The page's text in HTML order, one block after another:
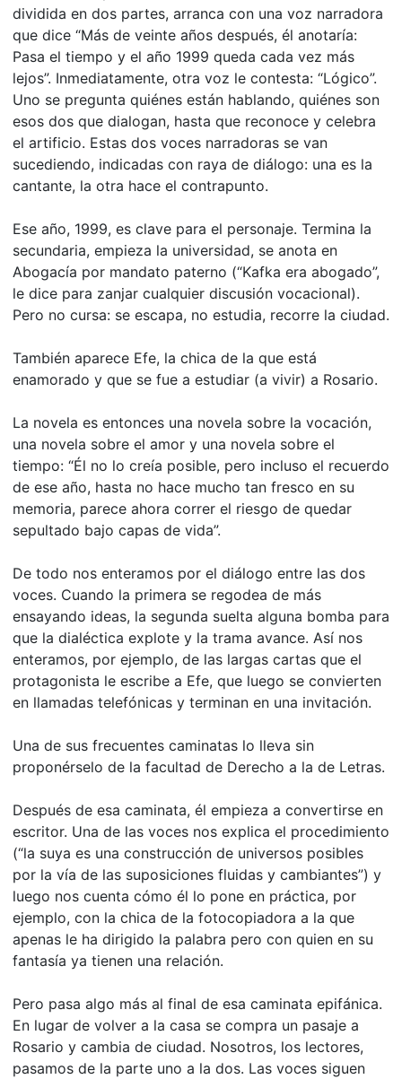
dividida en dos partes, arranca con una voz narradora
que dice “Más de veinte años después, él anotaría:
Pasa el tiempo y el año 1999 queda cada vez más
lejos”. Inmediatamente, otra voz le contesta: “Lógico”.
Uno se pregunta quiénes están hablando, quiénes son
esos dos que dialogan, hasta que reconoce y celebra
el artificio. Estas dos voces narradoras se van
sucediendo, indicadas con raya de diálogo: una es la
cantante, la otra hace el contrapunto.
Ese año, 1999, es clave para el personaje. Termina la
secundaria, empieza la universidad, se anota en
Abogacía por mandato paterno (“Kafka era abogado”,
le dice para zanjar cualquier discusión vocacional).
Pero no cursa: se escapa, no estudia, recorre la ciudad.
También aparece Efe, la chica de la que está
enamorado y que se fue a estudiar (a vivir) a Rosario.
La novela es entonces una novela sobre la vocación,
una novela sobre el amor y una novela sobre el
tiempo: “Él no lo creía posible, pero incluso el recuerdo
de ese año, hasta no hace mucho tan fresco en su
memoria, parece ahora correr el riesgo de quedar
sepultado bajo capas de vida”.
De todo nos enteramos por el diálogo entre las dos
voces. Cuando la primera se regodea de más
ensayando ideas, la segunda suelta alguna bomba para
que la dialéctica explote y la trama avance. Así nos
enteramos, por ejemplo, de las largas cartas que el
protagonista le escribe a Efe, que luego se convierten
en llamadas telefónicas y terminan en una invitación.
Una de sus frecuentes caminatas lo lleva sin
proponérselo de la facultad de Derecho a la de Letras.
Después de esa caminata, él empieza a convertirse en
escritor. Una de las voces nos explica el procedimiento
(“la suya es una construcción de universos posibles
por la vía de las suposiciones fluidas y cambiantes”) y
luego nos cuenta cómo él lo pone en práctica, por
ejemplo, con la chica de la fotocopiadora a la que
apenas le ha dirigido la palabra pero con quien en su
fantasía ya tienen una relación.
Pero pasa algo más al final de esa caminata epifánica.
En lugar de volver a la casa se compra un pasaje a
Rosario y cambia de ciudad. Nosotros, los lectores,
pasamos de la parte uno a la dos. Las voces siguen